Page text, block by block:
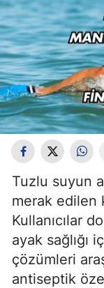
Tuzlu suyun
merak edilen
Kullanıcılar
ayak sağlığı
çözümleri
antiseptik